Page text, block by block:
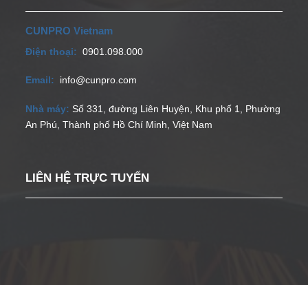
CUNPRO Vietnam
Điện thoại: 0901.098.000
Email: info@cunpro.com
Nhà máy: Số 331, đường Liên Huyện, Khu phố 1, Phường
An Phú, Thành phố Hồ Chí Minh, Việt Nam
LIÊN HỆ TRỰC TUYẾN